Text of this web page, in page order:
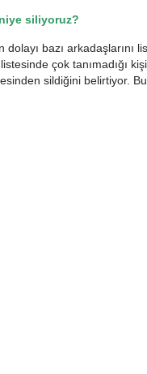
siliyoruz?
bazı arkadaşlarını
çok tanımadığı
sildiğini belirtiyor.